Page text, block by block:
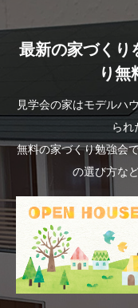
最新の家づくり
り無
見学会の家はモデルハ
られ
無料の家づくり勉強会
の選び方な